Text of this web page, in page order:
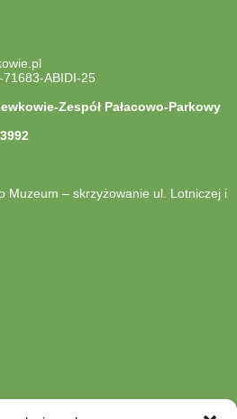
ABIDI-25
Zespół Pałacowo-Parkowy
Muzeum – skrzyżowanie ul. Lotniczej i